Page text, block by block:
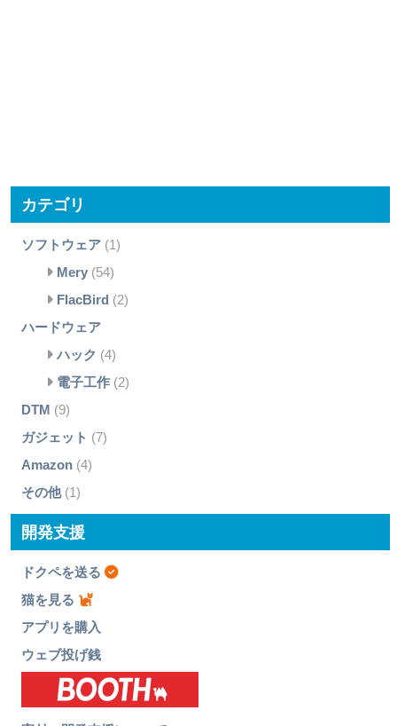
カテゴリ
ソフトウェア(1)
Mery(54)
FlacBird (2)
ハードウェア
ハック (4)
電子工作(2)
DTM (9)
ガジェット (7)
Amazon(4)
その他(1)
開発支援
ドクペを送る
猫を見る
アプリを購入
ウェブ投げ銭